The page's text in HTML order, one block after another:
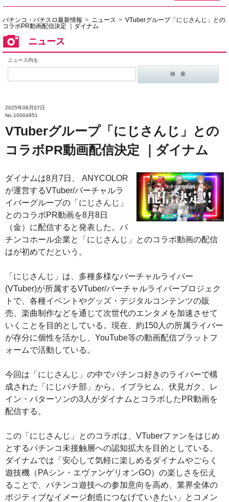
パチンコ・パチスロ最新情報 ニュース
VTuberグループ「にじさんじ」との
コラボPR動画配信決定 ｜ダイナム
ニュース
ニュース内を
2025年08月07日
No.10004951
VTuberグループ「にじさんじ」との
コラボPR動画配信決定 ｜ダイナム
ダイナムは8月7日、 ANYCOLOR
が運営するVTuber/バーチャルラ
イバーグループの「にじさんじ」
とのコラボPR動画を8月8日
（金）に配信すると発表した。パ
チンコホール企業と「にじさんじ」とのコラボ動画の配信
はが初めてだという。
「にじさんじ」は、多種多様なバーチャルライバー
(VTuber)が所属するVTuber/バーチャルライバープロジェク
トで、各種イベントやグッズ・デジタルコンテンツの販
売、楽曲制作などを通じて次世代のエンタメを加速させて
いくことを目的としている。現在、約150人の所属ライバー
が存分に個性を活かし、YouTube等の動画配信プラットフ
ォームで活動している。
今回は「にじさんじ」の中でパチンコ好きのライバーで構
成された「にじパチ部」から、イブラヒム、伏見ガク、レ
イン・パターソンの3人がダイナムとコラボしたPR動画を
配信する。
この「にじさんじ」とのコラボは、VTuberファンをはじめ
とするパチンコ未接触層への認知拡大を目的としている。
ダイナムでは「安心して気軽に楽しめるダイナムやごらく
遊技機（PAシン・エヴァンゲリオンGO）の楽しさを伝え
ることで、パチンコ遊技への参加意向を高め、業界全体の
ポジティブなイメージ創造につなげていきたい」とコメン